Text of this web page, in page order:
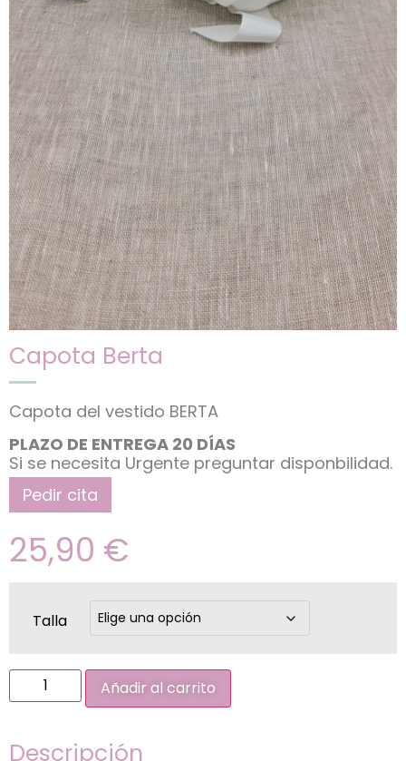
Capota Berta
Capota del vestido BERTA
PLAZO DE ENTREGA 20 DÍAS
Si se necesita Urgente preguntar disponbilidad.
Pedir cita
25,90 €
Talla
Añadir al carrito
Descripción